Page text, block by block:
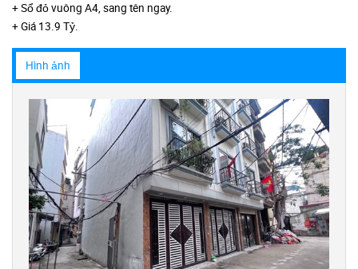
+ Sổ đỏ vuông A4, sang tên ngay.
+ Giá 13.9 Tỷ.
Hình ảnh